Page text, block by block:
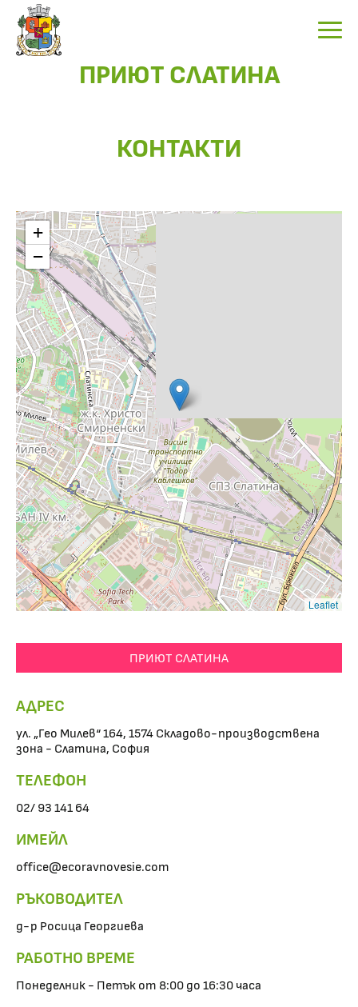
ПРИЮТ СЛАТИНА
КОНТАКТИ
+
−
Leaflet
ПРИЮТ СЛАТИНА
АДРЕС
ул. „Гео Милев“ 164, 1574 Складово-производствена
зона - Слатина, София
ТЕЛЕФОН
02/ 93 141 64
ИМЕЙЛ
office@ecoravnovesie.com
РЪКОВОДИТЕЛ
д-р Росица Георгиева
РАБОТНО ВРЕМЕ
Понеделник - Петък от 8:00 до 16:30 часа